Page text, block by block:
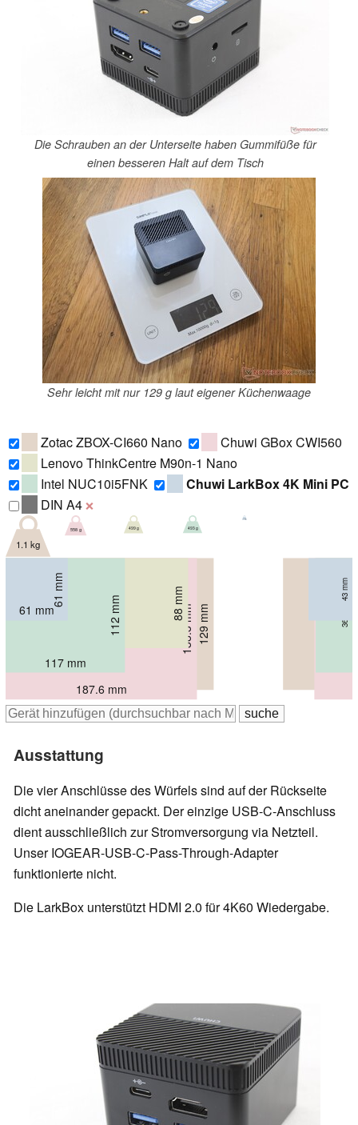
Die Schrauben an der Unterseite haben Gummifüße für
einen besseren Halt auf dem Tisch
Sehr leicht mit nur 129 g laut eigener Küchenwaage
Zotac ZBOX-CI660 Nano
Chuwi GBox CWI560
Lenovo ThinkCentre M90n-1 Nano
Intel NUC10i5FNK
Chuwi LarkBox 4K Mini PC
DIN A4 ❌
129 mm 68 mm
1.1 kg
187.6 mm
138.3 mm 37.3 mm
558 g
179 mm
88 mm 22 mm
499 g
117 mm
112 mm 36 mm
493 g
61 mm
61 mm 43 mm
Ausstattung
Die vier Anschlüsse des Würfels sind auf der Rückseite
dicht aneinander gepackt. Der einzige USB-C-Anschluss
dient ausschließlich zur Stromversorgung via Netzteil.
Unser IOGEAR-USB-C-Pass-Through-Adapter
funktionierte nicht.
Die LarkBox unterstützt HDMI 2.0 für 4K60 Wiedergabe.